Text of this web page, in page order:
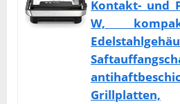
Kontakt- und
W,
Grillplatten,